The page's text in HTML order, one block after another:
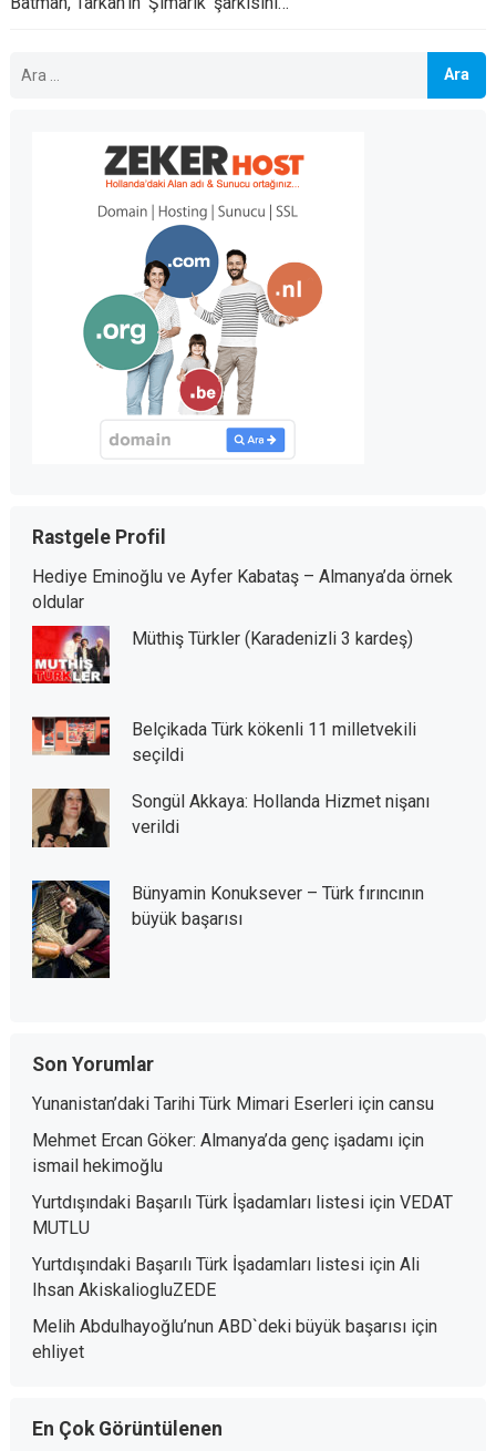
Rastgele Profil
Hediye Eminoğlu ve Ayfer Kabataş – Almanya’da örnek
oldular
Müthiş Türkler (Karadenizli 3 kardeş)
Belçikada Türk kökenli 11 milletvekili
seçildi
Songül Akkaya: Hollanda Hizmet nişanı
verildi
Bünyamin Konuksever – Türk fırıncının
büyük başarısı
Son Yorumlar
Yunanistan’daki Tarihi Türk Mimari Eserleriiçin cansu
Mehmet Ercan Göker: Almanya’da genç işadamıiçin
ismail hekimoğlu
Yurtdışındaki Başarılı Türk İşadamları listesiiçin VEDAT
MUTLU
Yurtdışındaki Başarılı Türk İşadamları listesiiçin Ali
Ihsan AkiskaliogluZEDE
Melih Abdulhayoğlu’nun ABD`deki büyük başarısıiçin
ehliyet
En Çok Görüntülenen